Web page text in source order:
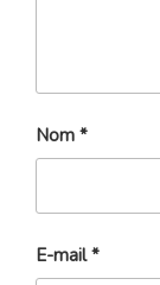
Nom *
E-mail*